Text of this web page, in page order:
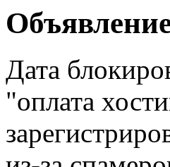
Дата
"оплата